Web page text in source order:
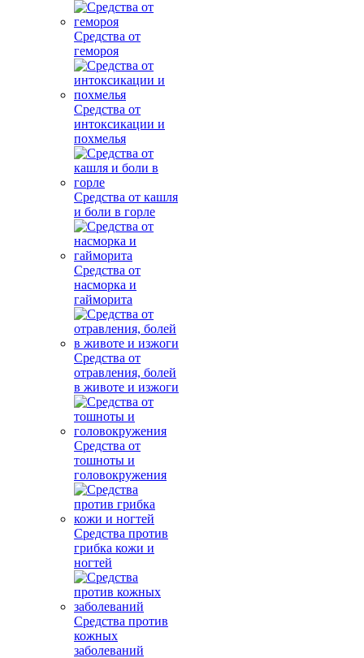
Средства от
гемороя
Средства от
интоксикации и
похмелья
Средства от кашля
и боли в горле
Средства от
насморка и
гайморита
Средства от
отравления, болей
в животе и изжоги
Средства от
тошноты и
головокружения
Средства против
грибка кожи и
ногтей
Средства против
кожных
заболеваний